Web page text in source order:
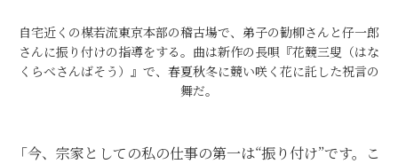
自宅近くの楳若流東京本部の稽古場で、弟子の勧柳さんと仔一郎
さんに振り付けの指導をする。曲は新作の長唄『花競三叟（はな
くらべさんばそう）』で、春夏秋冬に競い咲く花に託した祝言の
舞だ。
「今、宗家としての私の仕事の第一は“振り付け”です。こ